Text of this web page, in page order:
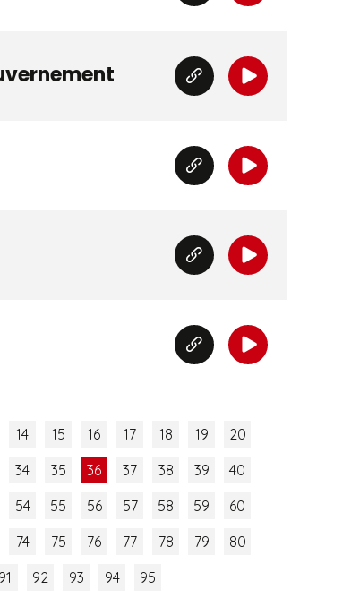
14 15 16 17 18 19
20
34 35 36 37 38 39
40
54 55 56 57 58 59
60
74 75 76 77 78 79
80
91 92 93 94 95